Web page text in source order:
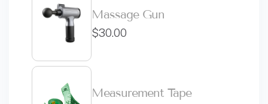
Massage Gun
$30.00
Measurement Tape